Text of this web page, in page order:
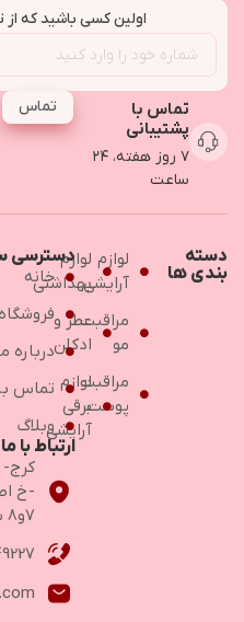
اولین کسی باشید که
تماس با
پشتیبانی
۷ روز هفته، ۲۴
ساعت
تماس
دسته
بندی ها
لوازم
آرایشی
مراقبت
مو
مراقبت
پوست
لوازم
بهداشتی
عطر و
ادکلن
لوازم
برقی
آرایشی
دسترسی
خانه
فروشگاه
درباره
تماس
وبلاگ
ارتباط با ما
-خ
۷و۸ شرقی